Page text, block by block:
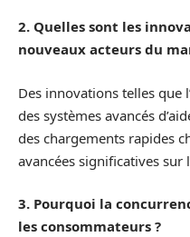
2. Quelles sont les
nouveaux acteurs du
Des innovations telles que
des systèmes avancés
des chargements rapides
avancées significatives sur
3. Pourquoi la
les consommateurs ?